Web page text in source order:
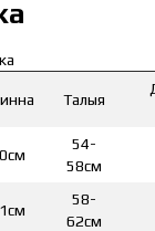
Талыя
54-
58см
58-
62см